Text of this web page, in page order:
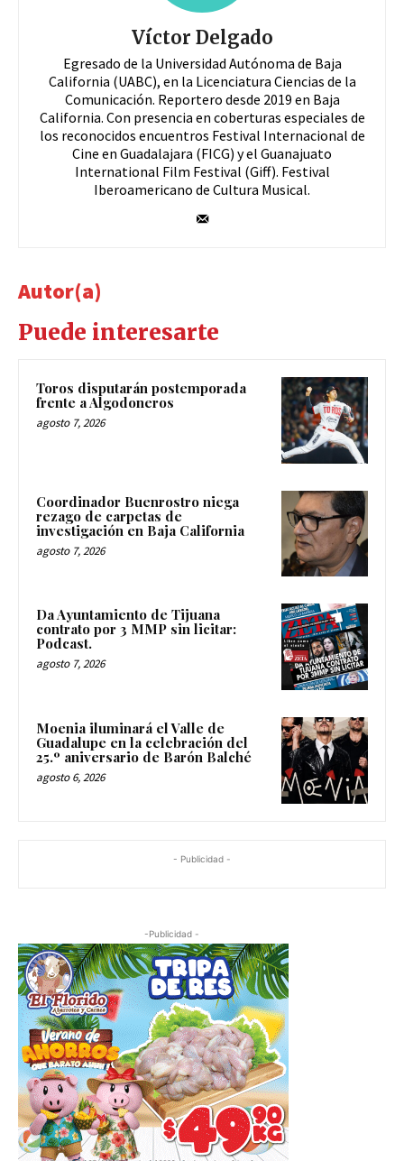
Víctor Delgado
Egresado de la Universidad Autónoma de Baja
California (UABC), en la Licenciatura Ciencias de la
Comunicación. Reportero desde 2019 en Baja
California. Con presencia en coberturas especiales de
los reconocidos encuentros Festival Internacional de
Cine en Guadalajara (FICG) y el Guanajuato
International Film Festival (Giff). Festival
Iberoamericano de Cultura Musical.
Autor(a)
Puede interesarte
Toros disputarán postemporada
frente a Algodoneros
agosto 7, 2026
Coordinador Buenrostro niega
rezago de carpetas de
investigación en Baja California
agosto 7, 2026
Da Ayuntamiento de Tijuana
contrato por 3 MMP sin licitar:
Podcast.
agosto 7, 2026
Moenia iluminará el Valle de
Guadalupe en la celebración del
25.º aniversario de Barón Balché
agosto 6, 2026
- Publicidad -
-Publicidad -